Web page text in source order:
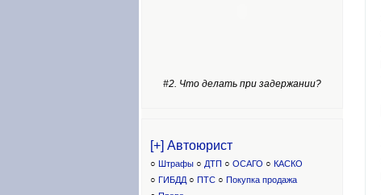
#2. Что делать при задержании?
[+] Автоюрист
○ Штрафы ○ ДТП ○ ОСАГО ○ КАСКО
○ ГИБДД ○ ПТС ○ Покупка продажа